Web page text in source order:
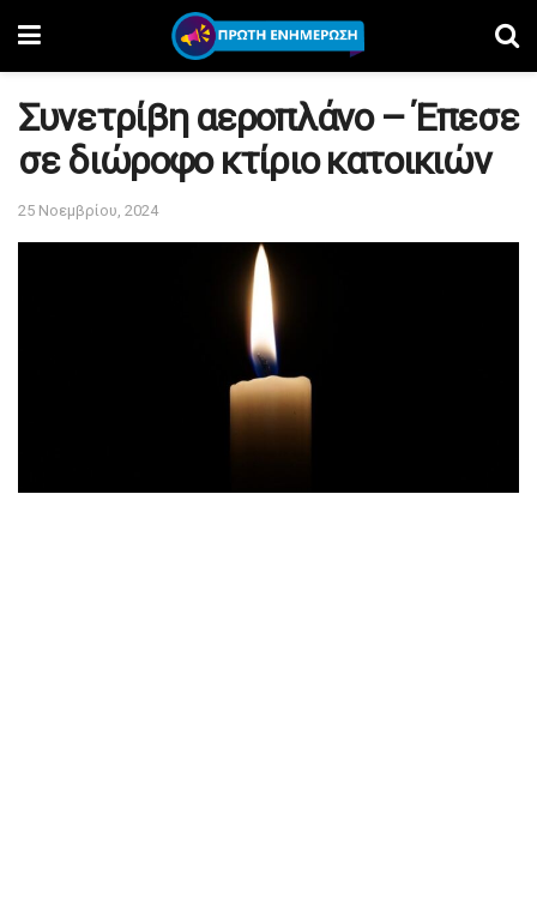
Συνετρίβη αεροπλάνο – Έπεσε
σε διώροφο κτίριο κατοικιών
25 Νοεμβρίου, 2024